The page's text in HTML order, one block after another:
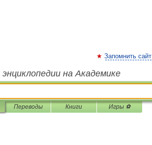
Запомнить сайт
на Академике
Переводы Книги Игры ⚽